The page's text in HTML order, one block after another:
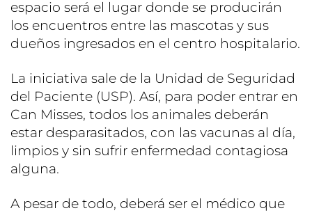
espacio será el lugar donde se producirán
los encuentros entre las mascotas y sus
dueños ingresados en el centro hospitalario.
La iniciativa sale de la Unidad de Seguridad
del Paciente (USP). Así, para poder entrar en
Can Misses, todos los animales deberán
estar desparasitados, con las vacunas al día,
limpios y sin sufrir enfermedad contagiosa
alguna.
A pesar de todo, deberá ser el médico que